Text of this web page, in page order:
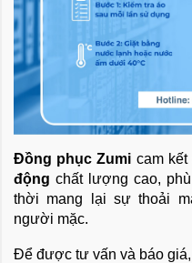
Đồng phục Zumi cam
động chất lượng cao,
thời mang lại sự thoải
người mặc.
Để được tư vấn và báo